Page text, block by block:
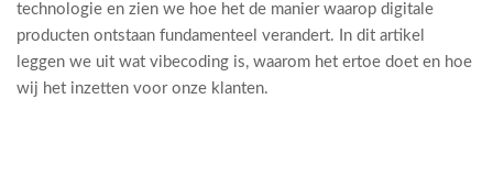
technologie en zien we hoe het de manier waarop digitale
producten ontstaan fundamenteel verandert. In dit artikel
leggen we uit wat vibecoding is, waarom het ertoe doet en hoe
wij het inzetten voor onze klanten.